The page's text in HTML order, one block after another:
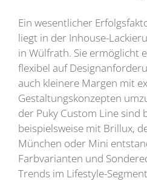
Ein wesentlicher
liegt in der Inhouse-
in Wülfrath. Sie ermöglicht
flexibel auf
auch kleinere Margen mit
Gestaltungskonzepten
der Puky Custom Line sind
beispielsweise mit Brillux,
München oder Mini
Farbvarianten und
Trends im Lifestyle-